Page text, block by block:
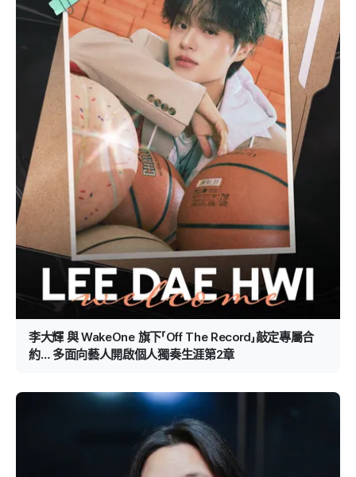
李大輝 與 WakeOne 旗下「Off The Record」敲定專屬合
約… 多面向藝人開啟個人獨奏生涯第2章